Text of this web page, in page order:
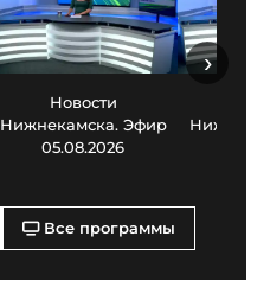
Новости
Нижнекамска. Эфир
05.08.2026
›
Все программы